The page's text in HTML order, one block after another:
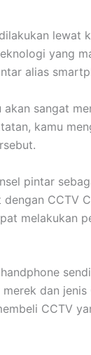
lewat
yang
alias
sangat
kamu
pintar
CCTV
melakukan
dan jenis
CCTV